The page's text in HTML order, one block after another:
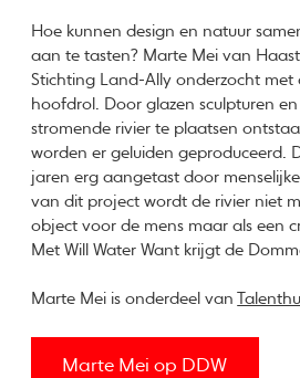
Hoe kunnen design en natuur
aan te tasten? Marte Mei van
Stichting Land-Ally onderzocht met
hoofdrol. Door glazen sculpturen
stromende rivier te plaatsen
worden er geluiden geproduceerd.
jaren erg aangetast door
van dit project wordt de rivier niet
object voor de mens maar als een
Met Will Water Want krijgt de
Marte Mei is onderdeel van
Marte Mei op DDW